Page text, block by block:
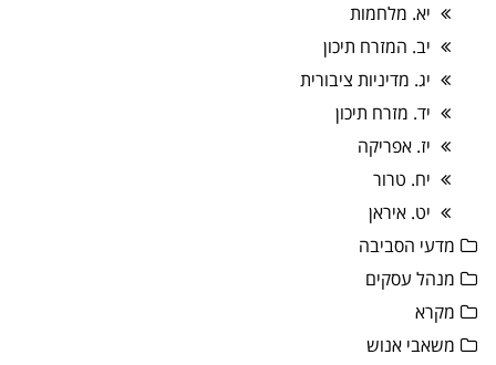
יא. מלחמות
יב. המזרח תיכון
יג. מדיניות ציבורית
יד. מזרח תיכון
יז. אפריקה
יח. טרור
יט. איראן
מדעי הסביבה
מנהל עסקים
מקרא
משאבי אנוש